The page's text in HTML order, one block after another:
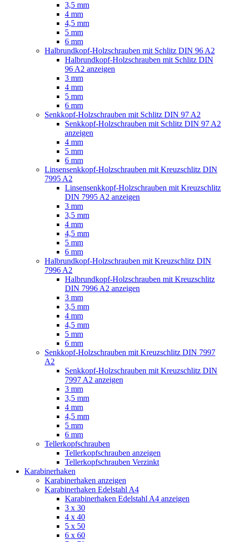
3,5 mm
4 mm
4,5 mm
5 mm
6 mm
Halbrundkopf-Holzschrauben mit Schlitz DIN 96 A2
Halbrundkopf-Holzschrauben mit Schlitz DIN
96 A2 anzeigen
3 mm
4 mm
5 mm
6 mm
Senkkopf-Holzschrauben mit Schlitz DIN 97 A2
Senkkopf-Holzschrauben mit Schlitz DIN 97 A2
anzeigen
4 mm
5 mm
6 mm
Linsensenkkopf-Holzschrauben mit Kreuzschlitz DIN
7995 A2
Linsensenkkopf-Holzschrauben mit Kreuzschlitz
DIN 7995 A2 anzeigen
3 mm
3,5 mm
4 mm
4,5 mm
5 mm
6 mm
Halbrundkopf-Holzschrauben mit Kreuzschlitz DIN
7996 A2
Halbrundkopf-Holzschrauben mit Kreuzschlitz
DIN 7996 A2 anzeigen
3 mm
3,5 mm
4 mm
4,5 mm
5 mm
6 mm
Senkkopf-Holzschrauben mit Kreuzschlitz DIN 7997
A2
Senkkopf-Holzschrauben mit Kreuzschlitz DIN
7997 A2 anzeigen
3 mm
3,5 mm
4 mm
4,5 mm
5 mm
6 mm
Tellerkopfschrauben
Tellerkopfschrauben anzeigen
Tellerkopfschrauben Verzinkt
Karabinerhaken
Karabinerhaken anzeigen
Karabinerhaken Edelstahl A4
Karabinerhaken Edelstahl A4 anzeigen
3 x 30
4 x 40
5 x 50
6 x 60